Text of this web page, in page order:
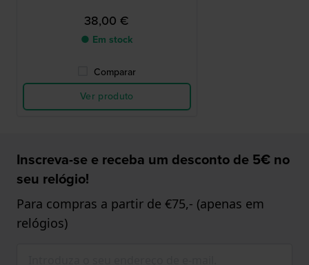
38,00 €
● Em stock
Comparar
Ver produto
Inscreva-se e receba um desconto de 5€ no
seu relógio!
Para compras a partir de €75,- (apenas em
relógios)